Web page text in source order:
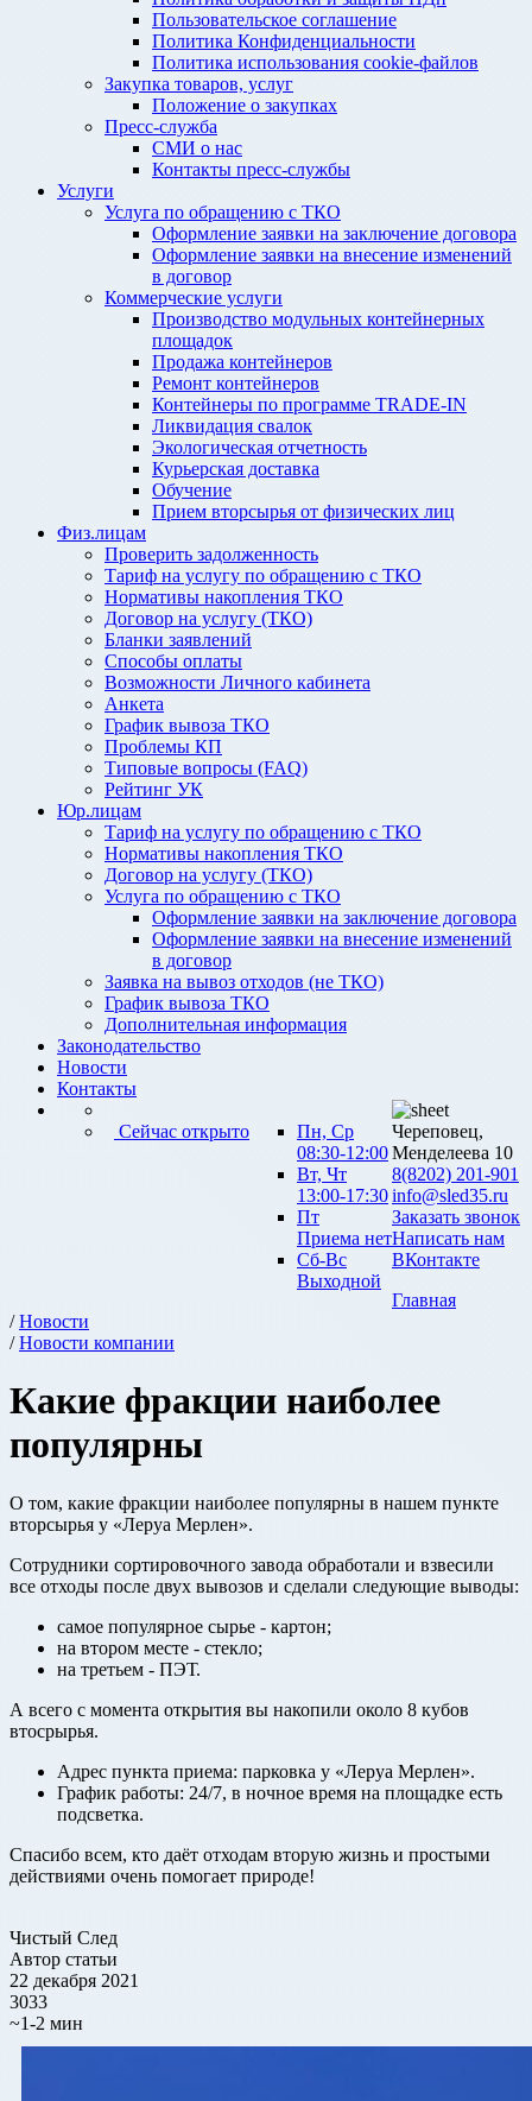
Пользовательское соглашение
Политика Конфиденциальности
Политика использования cookie-файлов
Закупка товаров, услуг
Положение о закупках
Пресс-служба
СМИ о нас
Контакты пресс-службы
Услуги
Услуга по обращению с ТКО
Оформление заявки на заключение договора
Оформление заявки на внесение изменений
в договор
Коммерческие услуги
Производство модульных контейнерных
площадок
Продажа контейнеров
Ремонт контейнеров
Контейнеры по программе TRADE-IN
Ликвидация свалок
Экологическая отчетность
Курьерская доставка
Обучение
Прием вторсырья от физических лиц
Физ.лицам
Проверить задолженность
Тариф на услугу по обращению с ТКО
Нормативы накопления ТКО
Договор на услугу (ТКО)
Бланки заявлений
Способы оплаты
Возможности Личного кабинета
Анкета
График вывоза ТКО
Проблемы КП
Типовые вопросы (FAQ)
Рейтинг УК
Юр.лицам
Тариф на услугу по обращению с ТКО
Нормативы накопления ТКО
Договор на услугу (ТКО)
Услуга по обращению с ТКО
Оформление заявки на заключение договора
Оформление заявки на внесение изменений
в договор
Заявка на вывоз отходов (не ТКО)
График вывоза ТКО
Дополнительная информация
Законодательство
Новости
Контакты
Сейчас открыто
Пн, Ср
08:30-12:00
Вт, Чт
13:00-17:30
Пт
Приема нет
Сб-Вс
Выходной
Череповец,
Менделеева 10
8(8202) 201-901
info@sled35.ru
Заказать звонок
Написать нам
ВКонтакте
Главная
/Новости
/Новости компании
Какие фракции наиболее
популярны
О том, какие фракции наиболее популярны в нашем пункте
вторсырья у «Леруа Мерлен».
Сотрудники сортировочного завода обработали и взвесили
все отходы после двух вывозов и сделали следующие выводы:
самое популярное сырье - картон;
на втором месте - стекло;
на третьем - ПЭТ.
А всего с момента открытия вы накопили около 8 кубов
втосрырья.
Адрес пункта приема: парковка у «Леруа Мерлен».
График работы: 24/7, в ночное время на площадке есть
подсветка.
Спасибо всем, кто даёт отходам вторую жизнь и простыми
действиями очень помогает природе!
Чистый След
Автор статьи
22 декабря 2021
3033
~1-2 мин